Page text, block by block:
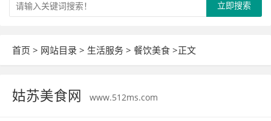
立即搜索
首页 > 网站目录 > 生活服务 > 餐饮美食 >正文
姑苏美食网 www.512ms.com